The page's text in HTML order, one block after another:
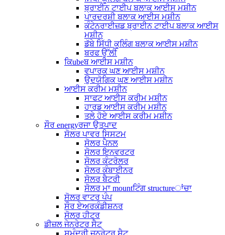
ਬ੍ਰਾਈਨ ਟਾਈਪ ਬਲਾਕ ਆਈਸ ਮਸ਼ੀਨ
ਪਾਰਦਰਸ਼ੀ ਬਲਾਕ ਆਈਸ ਮਸ਼ੀਨ
ਕੰਟੇਨਰਾਈਜ਼ਡ ਬ੍ਰਾਈਨ ਟਾਈਪ ਬਲਾਕ ਆਈਸ
ਮਸ਼ੀਨ
ਡੱਬੇ ਸਿੱਧੀ ਕੂਲਿੰਗ ਬਲਾਕ ਆਈਸ ਮਸ਼ੀਨ
ਬਰਫ ਉੱਲੀ
ਕਿubeਬ ਆਈਸ ਮਸ਼ੀਨ
ਵਪਾਰਕ ਘਣ ਆਈਸ ਮਸ਼ੀਨ
ਉਦਯੋਗਿਕ ਘਣ ਆਈਸ ਮਸ਼ੀਨ
ਆਈਸ ਕਰੀਮ ਮਸ਼ੀਨ
ਸਾਫਟ ਆਈਸ ਕਰੀਮ ਮਸ਼ੀਨ
ਹਾਰਡ ਆਈਸ ਕਰੀਮ ਮਸ਼ੀਨ
ਤਲੇ ਹੋਏ ਆਈਸ ਕਰੀਮ ਮਸ਼ੀਨ
ਸੌਰ energyਰਜਾ ਉਤਪਾਦ
ਸੋਲਰ ਪਾਵਰ ਸਿਸਟਮ
ਸੋਲਰ ਪੈਨਲ
ਸੋਲਰ ਇਨਵਰਟਰ
ਸੋਲਰ ਕੰਟਰੋਲਰ
ਸੋਲਰ ਕੰਬਾਈਨਰ
ਸੋਲਰ ਬੈਟਰੀ
ਸੋਲਰ ਮਾ mountਟਿੰਗ structureਾਂਚਾ
ਸੋਲਰ ਵਾਟਰ ਪੰਪ
ਸੌਰ ਏਅਰਕੰਡੀਸ਼ਨਰ
ਸੋਲਰ ਹੀਟਰ
ਡੀਜ਼ਲ ਜੇਨਰੇਟਰ ਸੈਟ
ਸਮੁੰਦਰੀ ਜਨਰੇਟਰ ਸੈਟ